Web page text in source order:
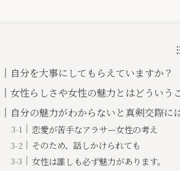
自分を大事にしてもらえていますか？
女性らしさや女性の魅力とはどういう
自分の魅力がわからないと真剣交際に
恋愛が苦手なアラサー女性の考え
そのため、話しかけられても
女性は誰しも必ず魅力があります。